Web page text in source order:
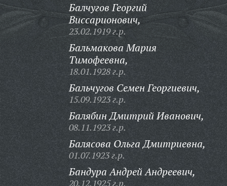
Балчугов Георгий
Виссарионович,
23.02.1919 г.р.
Бальмакова Мария
Тимофеевна,
18.01.1928 г.р.
Бальчугов Семен Георгиевич,
15.09.1923 г.р.
Балябин Дмитрий Иванович,
08.11.1923 г.р.
Балясова Ольга Дмитриевна,
01.07.1923 г.р.
Бандура Андрей Андреевич,
20.12.1925 г.р.